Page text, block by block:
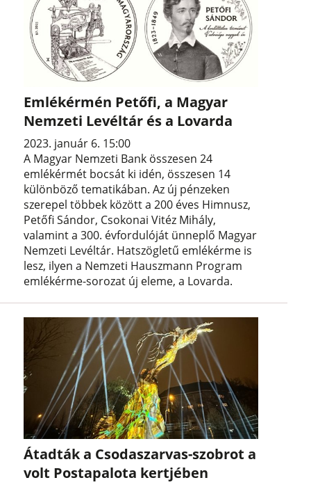
Emlékérmén Petőfi, a Magyar
Nemzeti Levéltár és a Lovarda
2023. január 6. 15:00
A Magyar Nemzeti Bank összesen 24
emlékérmét bocsát ki idén, összesen 14
különböző tematikában. Az új pénzeken
szerepel többek között a 200 éves Himnusz,
Petőfi Sándor, Csokonai Vitéz Mihály,
valamint a 300. évfordulóját ünneplő Magyar
Nemzeti Levéltár. Hatszögletű emlékérme is
lesz, ilyen a Nemzeti Hauszmann Program
emlékérme-sorozat új eleme, a Lovarda.
Átadták a Csodaszarvas-szobrot a
volt Postapalota kertjében